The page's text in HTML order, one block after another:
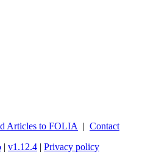
Articles to FOLIA | Contact
| v1.12.4 | Privacy policy